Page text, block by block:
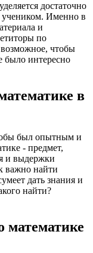
достаточно
учеником. Именно в
и
по
чтобы
было интересно
в
был опытным и
- предмет,
и выдержки
важно найти
дать знания и
найти?
математике